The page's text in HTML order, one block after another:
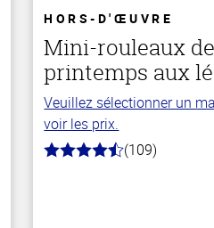
HORS-D'ŒUVRE
Mini-rouleaux de
printemps aux
Veuillez sélectionner un
voir les prix.
4.8
(109)